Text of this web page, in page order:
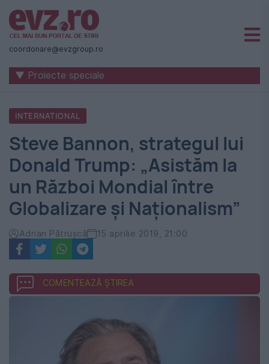
Știri
naționale
internaționale
România
-
Evenimentul
Zilei
coordonare@evzgroup.ro
▼ Proiecte speciale
INTERNATIONAL
Steve Bannon, strategul lui
Donald Trump: „Asistăm la
un Război Mondial între
Globalizare și Naționalism”
Adrian Pătrușcă 15 aprilie 2019, 21:00
COMENTEAZĂ ȘTIREA